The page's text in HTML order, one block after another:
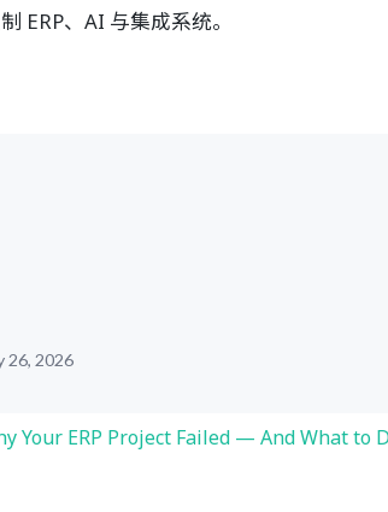
、AI 与集成系统。
26, 2026
Your ERP Project Failed — And What to